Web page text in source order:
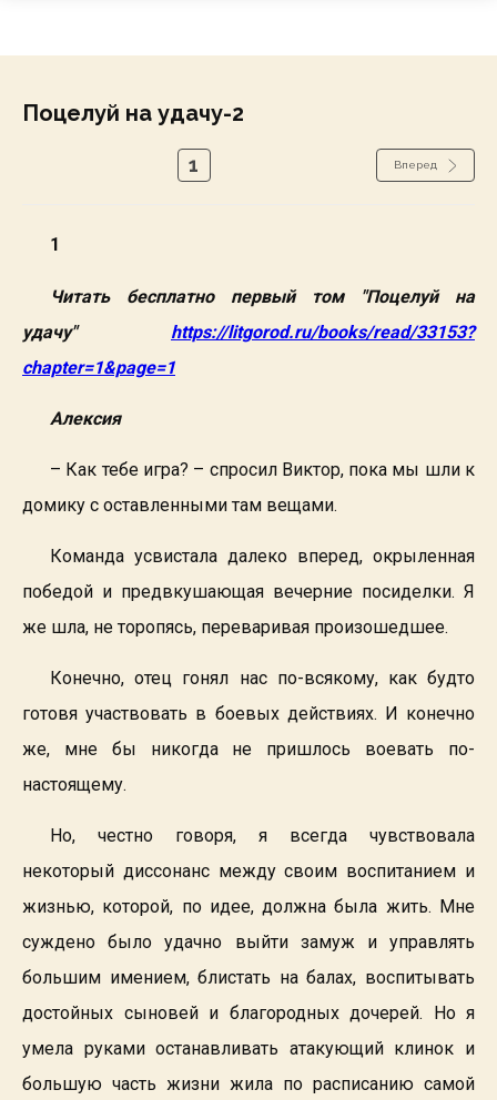
Поцелуй на удачу-2
1 Вперед
1
Читать бесплатно первый том "Поцелуй на
удачу" https://litgorod.ru/books/read/33153?
chapter=1&page=1
Алексия
– Как тебе игра? – спросил Виктор, пока мы шли к
домику с оставленными там вещами.
Команда усвистала далеко вперед, окрыленная
победой и предвкушающая вечерние посиделки. Я
же шла, не торопясь, переваривая произошедшее.
Конечно, отец гонял нас по-всякому, как будто
готовя участвовать в боевых действиях. И конечно
же, мне бы никогда не пришлось воевать по-
настоящему.
Но, честно говоря, я всегда чувствовала
некоторый диссонанс между своим воспитанием и
жизнью, которой, по идее, должна была жить. Мне
суждено было удачно выйти замуж и управлять
большим имением, блистать на балах, воспитывать
достойных сыновей и благородных дочерей. Но я
умела руками останавливать атакующий клинок и
большую часть жизни жила по расписанию самой